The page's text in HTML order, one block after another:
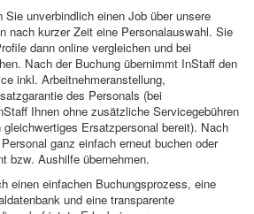
unverbindlich einen Job über unsere
nach kurzer Zeit eine Personalauswahl. Sie
dann online vergleichen und bei
Nach der Buchung übernimmt InStaff den
inkl. Arbeitnehmeranstellung,
des Personals (bei
Ihnen ohne zusätzliche Servicegebühren
Ersatzpersonal bereit). Nach
ganz einfach erneut buchen oder
bzw. Aushilfe übernehmen.
einen einfachen Buchungsprozess, eine
und eine transparente